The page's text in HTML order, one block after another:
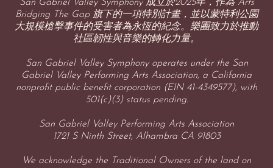
San Gabriel Valley Symphony 成立於2025年，作為 Arts
Bridging The Gap 旗下的一項特別計畫，並以蒙特利公園
大規模槍擊事件的受害者為永恆的紀念。樂團致力於推動
社區韌性與音樂的轉化力量。
San Gabriel Valley Symphony operates under the San
Gabriel Valley Performing Arts Association, a California
nonprofit public benefit corporation (EIN 41-4349577), with
501(c)(3) status pending.
San Gabriel Valley Performing Arts Association
1721 S Ninth Street, Alhambra CA 91803
We acknowledge the Traditional Owners of the land on